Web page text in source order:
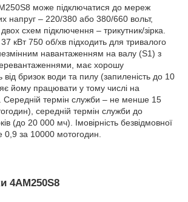
може підключатися до мереж
напруг – 220/380 або 380/660 вольт,
схем підключення – трикутник/зірка.
кВт 750 об/хв підходить для тривалого
навантаженням на валу (S1) з
має хорошу
від бризок води та пилу (запиленість до 10
йому працювати у тому числі на
Середній термін служби – не менше 15
середній термін служби до
(до 20 000 мч). Імовірність безвідмовної
за 10000 мотогодин.
4АМ250S8